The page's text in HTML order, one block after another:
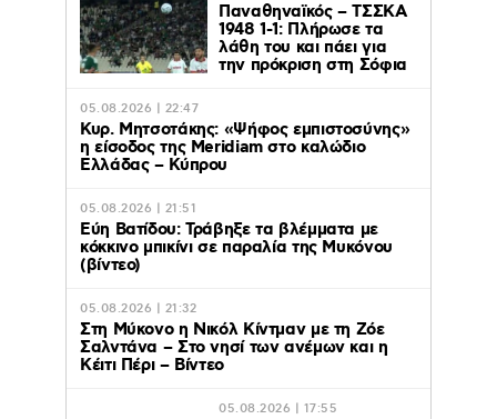
Παναθηναϊκός – ΤΣΣΚΑ
1948 1-1: Πλήρωσε τα
λάθη του και πάει για
την πρόκριση στη Σόφια
05.08.2026 | 22:47
Κυρ. Μητσοτάκης: «Ψήφος εμπιστοσύνης»
η είσοδος της Meridiam στο καλώδιο
Ελλάδας – Κύπρου
05.08.2026 | 21:51
Εύη Βατίδου: Τράβηξε τα βλέμματα με
κόκκινο μπικίνι σε παραλία της Μυκόνου
(βίντεο)
05.08.2026 | 21:32
Στη Μύκονο η Νικόλ Κίντμαν με τη Ζόε
Σαλντάνα – Στο νησί των ανέμων και η
Κέιτι Πέρι – Βίντεο
05.08.2026 | 17:55